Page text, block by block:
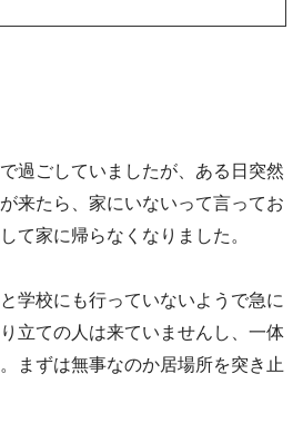
過ごしていましたが、ある日突然
来たら、家にいないって言ってお
て家に帰らなくなりました。
学校にも行っていないようで急に
立ての人は来ていませんし、一体
まずは無事なのか居場所を突き止